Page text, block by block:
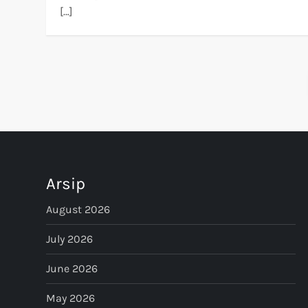
[…]
t
s
p
a
Arsip
August 2026
July 2026
June 2026
May 2026